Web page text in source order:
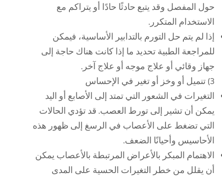
حول المفصل وقد يتبع حادثًا حادًا أو يتراكم مع
الاستخدام المتكرر.
إذا لم يتم حل التورم بالتدابير الأساسية، فيمكن
للمراجعة الطبية تحديد ما إذا كانت هناك حاجة إلى
جهاز وقائي أو علاج موجه أو علاج آخر.
3) تنميل أو وخز أو تغير في الإحساس
التغيرات في الشعور التي تمتد إلى الأصابع أو اليد
يمكن أن تشير إلى تورط العصب. قد تؤدي الحالات
التي تضغط على الأعصاب في الرسغ إلى ظهور هذه
الأحاسيس وأحيانًا الضعف.
الاهتمام المبكر بالأعراض المرتبطة بالأعصاب يمكن
أن يقلل من خطر التغيرات الحسية على المدى